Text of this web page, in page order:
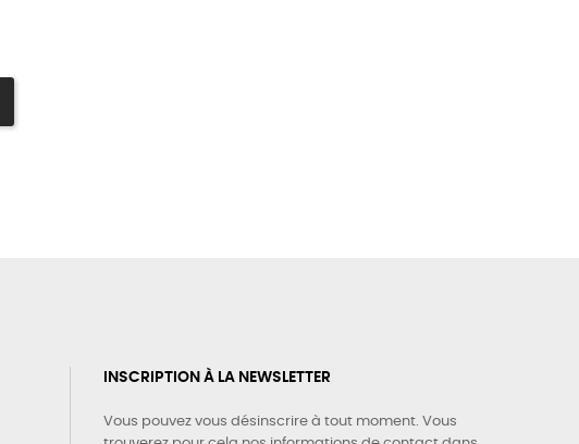
INSCRIPTION À LA NEWSLETTER
Vous pouvez vous désinscrire à tout moment. Vous